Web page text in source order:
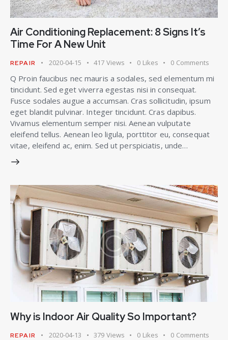
Air Conditioning Replacement: 8 Signs It’s
Time For A New Unit
REPAIR 2020-04-15 417 Views 0 Likes 0 Comments
Q Proin faucibus nec mauris a sodales, sed elementum mi
tincidunt. Sed eget viverra egestas nisi in consequat.
Fusce sodales augue a accumsan. Cras sollicitudin, ipsum
eget blandit pulvinar. Integer tincidunt. Cras dapibus.
Vivamus elementum semper nisi. Aenean vulputate
eleifend tellus. Aenean leo ligula, porttitor eu, consequat
vitae, eleifend ac, enim. Sed ut perspiciatis, unde…
Why is Indoor Air Quality So Important?
REPAIR 2020-04-13 379 Views 0 Likes 0 Comments